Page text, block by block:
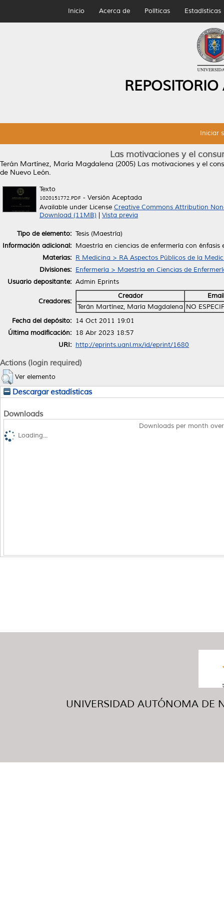
Inicio Acerca de Políticas Estadísticas
Iniciar
Las motivaciones y el
Terán Martínez, María Magdalena (2005) Las motivaciones y el
de Nuevo León.
Texto
1020151772.PDF - Versión Aceptada
Available under License Creative Commons Attribution
Download (11MB)
Vista previa
Tipo de elemento: Tesis (Maestría)
Información adicional: Maestría en ciencias de enfermería con
Materias: R Medicina > RA Aspectos Públicos de la
Divisiones: Enfermería > Maestría en Ciencias de
Usuario depositante: Admin Eprints
Creadores:
Creador
Email
Terán Martínez, María Magdalena NO
Fecha del depósito: 14 Oct 2011 19:01
Última modificación: 18 Abr 2023 18:57
URI: http://eprints.uanl.mx/id/eprint/1680
Actions (login required)
Ver elemento
Descargar estadísticas
Downloads
Downloads per month
Loading...
UNIVERSIDAD AUTÓNOMA DE